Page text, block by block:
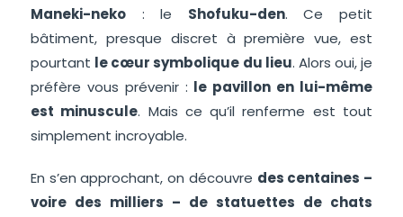
Maneki-neko : le Shofuku-den. Ce petit
bâtiment, presque discret à première vue, est
pourtant le cœur symbolique du lieu. Alors oui, je
préfère vous prévenir : le pavillon en lui-même
est minuscule. Mais ce qu’il renferme est tout
simplement incroyable.
En s’en approchant, on découvre des centaines –
voire des milliers – de statuettes de chats